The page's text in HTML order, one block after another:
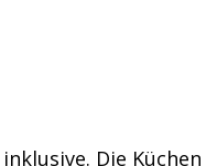
Die